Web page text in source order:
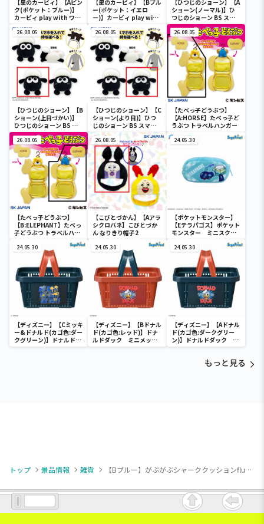
【星のカービィ】【Aピン
ク(ポケット：ブルー)】
カービィ play with ワド
ルディ ボストンバッグ
【星のカービィ】【Bブル
ー(ポケット：イエロ
ー)】カービィ play with
ワドルディ ボストンバッ
グ
【ひつじのショーン】【A
ショーン(ノーマル)】ひ
つじのショーン BS スマ
ホショーンルダー
26.08.05
【ひつじのショーン】【B
ショーン(上目づかい)】
ひつじのショーン BS ス
マホショーンルダー
26.08.05
【ひつじのショーン】【C
ショーン(より目)】ひつ
じのショーン BS スマホ
ショーンルダー
26.08.05
【たべっ子どうぶつ】
【A:HORSE】たべっ子ど
うぶつ トラベルハンガー
26.08.05
【たべっ子どうぶつ】
【B:ELEPHANT】たべっ
子どうぶつ トラベルハン
26.08.05
【こびとづかん】【Aアラ
シクロバネ】こびとづか
ん なりきり帽子2
24.05.30
【ポケットモンスター】
【Eテラパゴス】ポケット
モンスター ミニスクエ
24.05.30
【ディズニー】【Cミッキ
ー&ドナルド(カゴ色:ダー
クグリーン)】ドナルドダ
ック ミニメッシュカゴ
24.05.30
【ディズニー】【Bドナル
ド(カゴ色:レッド)】ドナ
ルドダック ミニメッシ
ュカゴ
24.05.30
【ディズニー】【Aドナル
ド(カゴ色:ダークグリー
ン)】ドナルドダック ミ
ニメッシュカゴ
もっと見る
トップ 景品情報 雑貨 【Bブルー】がぶがぶシャーククッションfluffy color